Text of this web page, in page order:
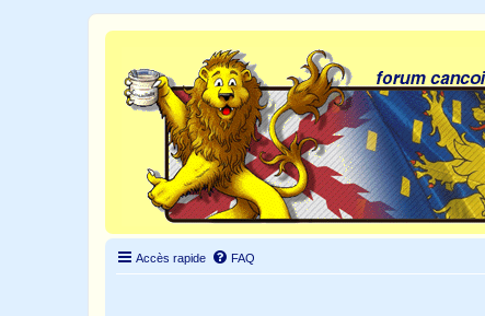
Accès rapide FAQ